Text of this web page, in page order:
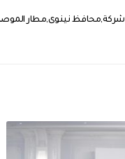
شركة محافظ نينوى مطار